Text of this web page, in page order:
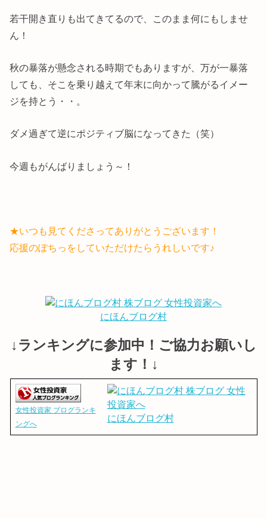
若干開き直りも出てきてるので、このまま何にもしませ
ん！
秋の暴落が懸念される時期でもありますが、万が一暴落
しても、そこを乗り越えて年末に向かって騰がるイメー
ジを持とう・・。
ダメ過ぎて逆にポジティブ脳になってきた（笑）
今週もがんばりましょう～！
★いつも見てくださってありがとうございます！
応援のぽちっをしていただけたらうれしいです♪
にほんブログ村
↓ランキングに参加中！ご協力お願いし
ます！↓
女性投資家 ブログランキ
ングへ
にほんブログ村